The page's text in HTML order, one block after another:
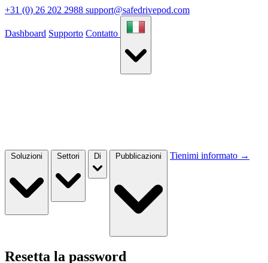
+31 (0) 26 202 2988 support@safedrivepod.com
Dashboard Supporto Contatto
Soluzioni Settori Di Pubblicazioni Tienimi informato →
Resetta la password